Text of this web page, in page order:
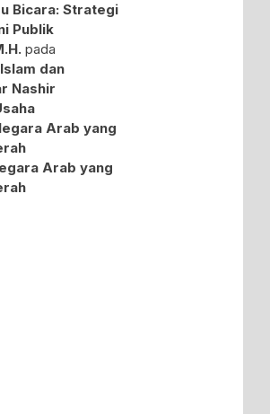
Bicara: Strategi
Publik
pada
dan
Nashir
Arab yang
Arab yang